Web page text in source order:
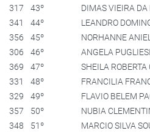
317
43º
DIMAS VIEIRA DA
341
44º
LEANDRO
356
45º
NORHANNE
306
46º
ANGELA
369
47º
SHEILA ROBERTA
331
48º
FRANCILIA
329
49º
FLAVIO BELEM
357
50º
NUBIA
348
51º MARCIO SILVA